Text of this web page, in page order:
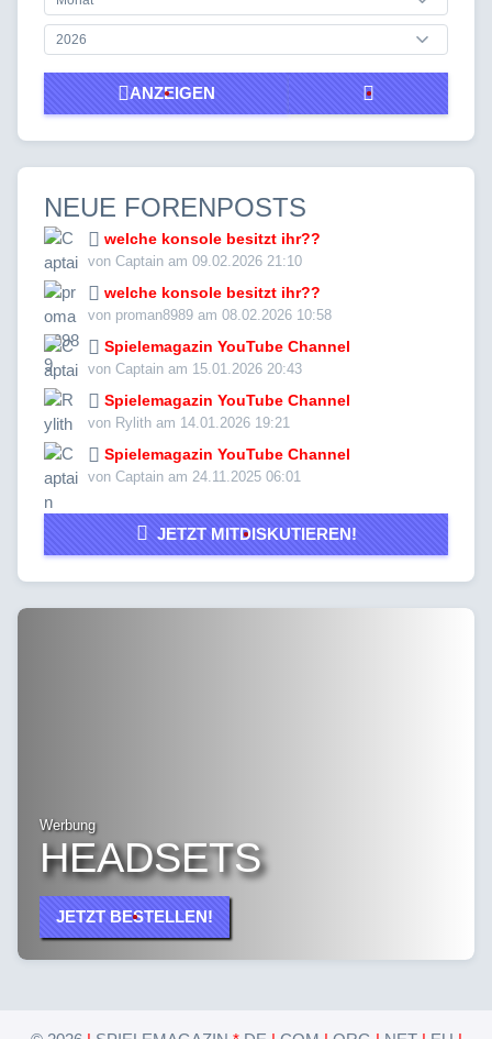
ANZEIGEN
NEUE FORENPOSTS
welche konsole besitzt ihr??
von Captain am 09.02.2026 21:10
welche konsole besitzt ihr??
von proman8989 am 08.02.2026 10:58
Spielemagazin YouTube Channel
von Captain am 15.01.2026 20:43
Spielemagazin YouTube Channel
von Rylith am 14.01.2026 19:21
Spielemagazin YouTube Channel
von Captain am 24.11.2025 06:01
JETZT MITDISKUTIEREN!
Werbung
HEADSETS
JETZT BESTELLEN!